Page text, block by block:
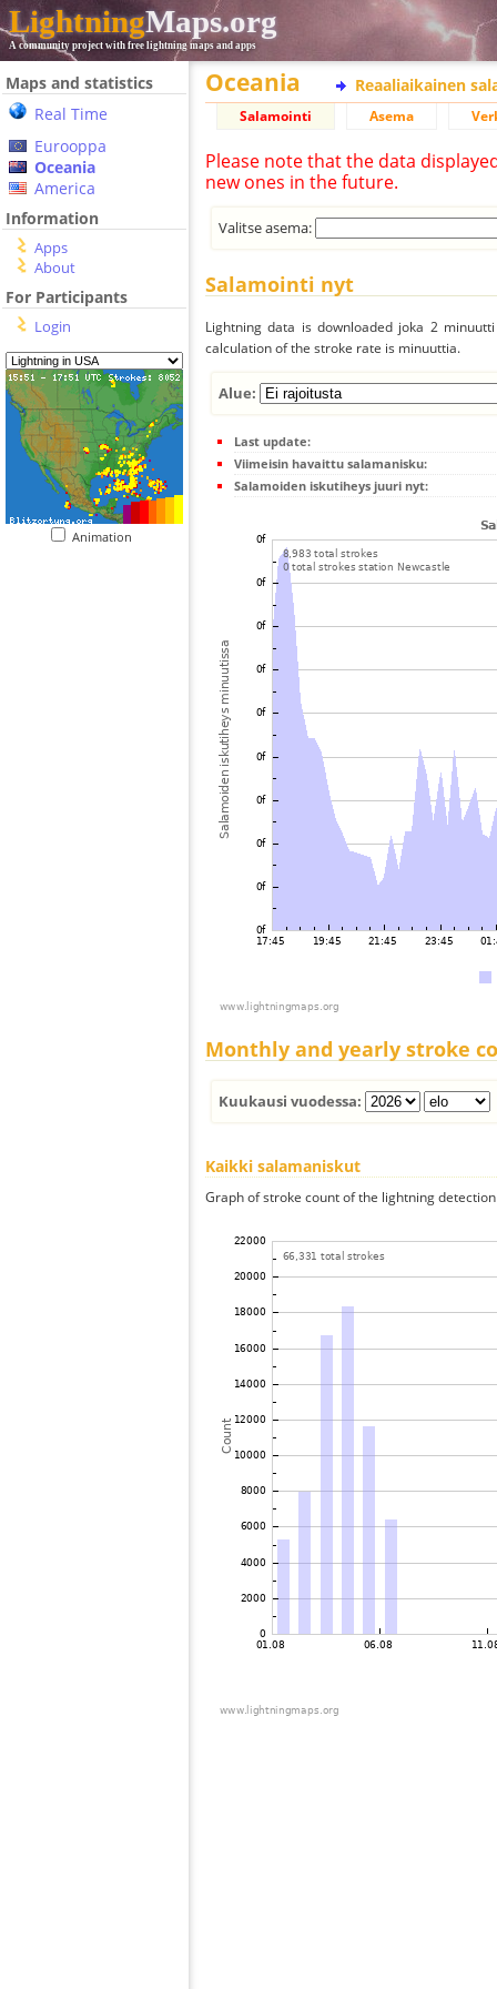
LightningMaps.org
A community project with free lightning maps and apps
Maps and statistics
Real Time
Eurooppa
Oceania
America
Information
Apps
About
For Participants
Login
Animation
Oceania Reaaliaikainen
Salamointi Asema
Please note that the data
new ones in the future.
Valitse asema:
Salamointi nyt
Lightning data is downloaded joka 2
calculation of the stroke rate is minuuttia.
Alue:
Last update:
Viimeisin havaittu salamanisku:
Salamoiden iskutiheys juuri nyt:
Monthly and yearly stroke
Kuukausi vuodessa:
Kaikki salamaniskut
Graph of stroke count of the lightning